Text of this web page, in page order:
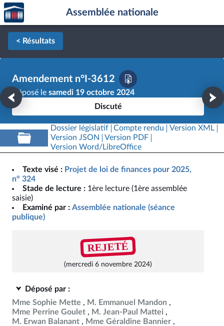
Aller au contenu
Aller en bas de la page
Accèder
à la
page
d'accueil
Assemblée nationale
< Résultats
Amendement n°I-3612
Déposé le samedi 19 octobre 2024
Discuté
Dossier législatif Compte rendu
Version XML
Version JSON
Version PDF
Version Word/LibreOffice
Texte visé : Projet de loi de finances pour 2025,
n° 324
Stade de lecture : 1ère lecture (1ère assemblée
saisie)
Examiné par : Assemblée nationale (séance
publique)
REJETÉ
(mercredi 6 novembre 2024)
Déposé par :
Mme Sophie Mette
M. Emmanuel Mandon
Mme Perrine Goulet
M. Jean-Paul Mattei
M. Erwan Balanant
Mme Géraldine Bannier